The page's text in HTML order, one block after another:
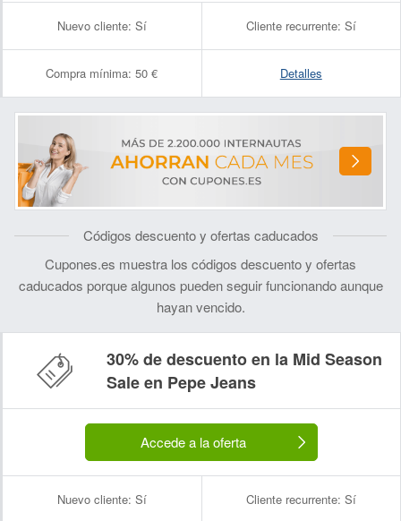
Nuevo cliente: Sí Cliente recurrente: Sí
Compra mínima: 50 € Detalles
Códigos descuento y ofertas caducados
Cupones.es muestra los códigos descuento y ofertas
caducados porque algunos pueden seguir funcionando aunque
hayan vencido.
30% de descuento en la Mid Season
Sale en Pepe Jeans
Accede a la oferta
Nuevo cliente: Sí Cliente recurrente: Sí